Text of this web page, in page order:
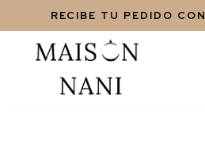
RECIBE TU PEDIDO